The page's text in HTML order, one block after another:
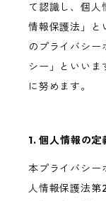
て認識し、個人
情報保護法」と
のプライバシー
シー」といいま
に努めます。
1. 個人情報の定
本プライバシー
人情報保護法第